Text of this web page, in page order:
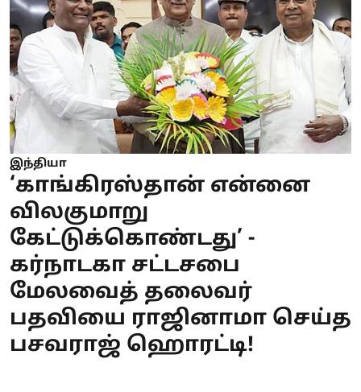
இந்தியா
‘காங்கிரஸ்தான் என்னை
விலகுமாறு
கேட்டுக்கொண்டது’ -
கர்நாடகா சட்டசபை
மேலவைத் தலைவர்
பதவியை ராஜினாமா செய்த
பசவராஜ் ஹொரட்டி!